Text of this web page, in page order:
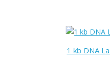
1 kb DNA